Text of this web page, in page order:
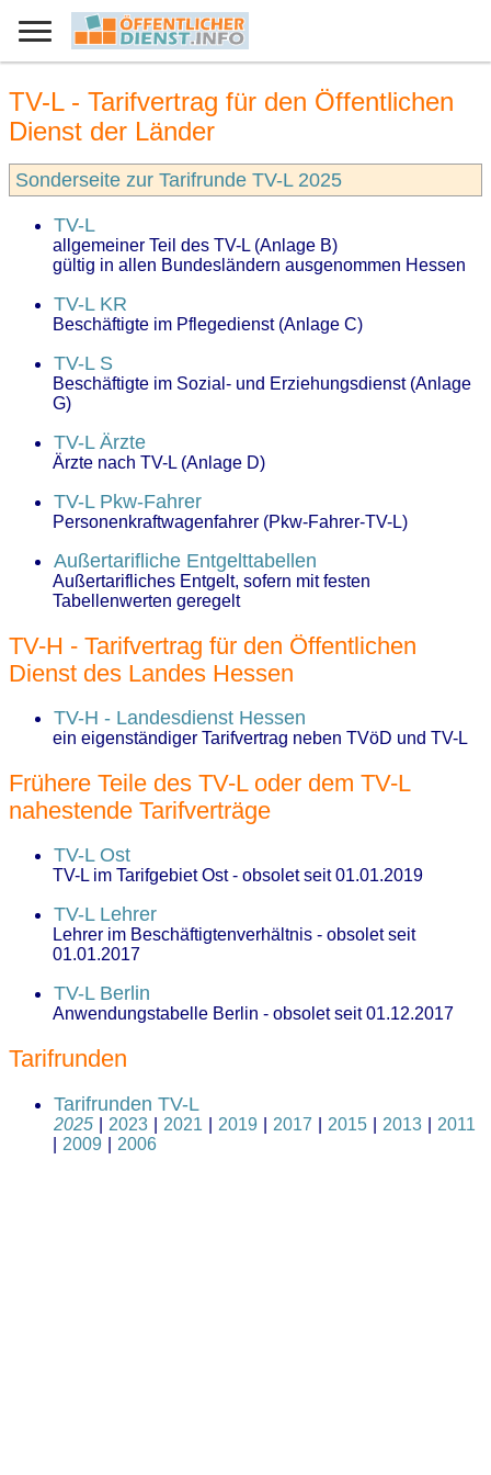
TV-L - Tarifvertrag für den Öffentlichen
Dienst der Länder
Sonderseite zur Tarifrunde TV-L 2025
TV-L
allgemeiner Teil des TV-L (Anlage B)
gültig in allen Bundesländern ausgenommen Hessen
TV-L KR
Beschäftigte im Pflegedienst (Anlage C)
TV-L S
Beschäftigte im Sozial- und Erziehungsdienst (Anlage
G)
TV-L Ärzte
Ärzte nach TV-L (Anlage D)
TV-L Pkw-Fahrer
Personenkraftwagenfahrer (Pkw-Fahrer-TV-L)
Außertarifliche Entgelttabellen
Außertarifliches Entgelt, sofern mit festen
Tabellenwerten geregelt
TV-H - Tarifvertrag für den Öffentlichen
Dienst des Landes Hessen
TV-H - Landesdienst Hessen
ein eigenständiger Tarifvertrag neben TVöD und TV-L
Frühere Teile des TV-L oder dem TV-L
nahestende Tarifverträge
TV-L Ost
TV-L im Tarifgebiet Ost - obsolet seit 01.01.2019
TV-L Lehrer
Lehrer im Beschäftigtenverhältnis - obsolet seit
01.01.2017
TV-L Berlin
Anwendungstabelle Berlin - obsolet seit 01.12.2017
Tarifrunden
Tarifrunden TV-L
2025 2023 2021 2019 2017 2015 2013
2011
2009 2006